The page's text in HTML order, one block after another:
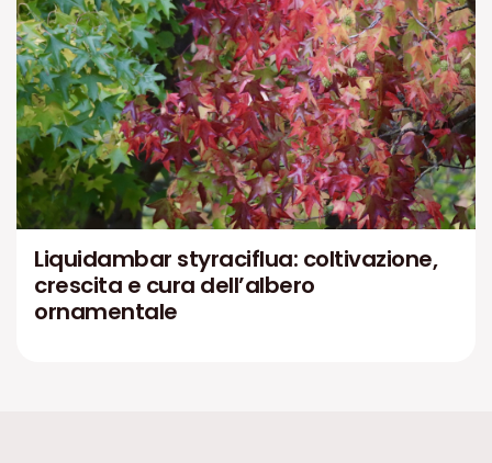
Liquidambar styraciflua: coltivazione,
crescita e cura dell’albero
ornamentale